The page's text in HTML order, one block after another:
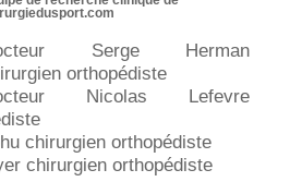
Serge Herman
orthopédiste
Nicolas Lefevre
chirurgien orthopédiste
chirurgien orthopédiste